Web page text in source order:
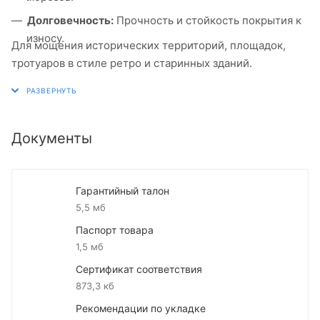
Долговечность: Прочность и стойкость покрытия к
износу.
Для мощения исторических территорий, площадок,
тротуаров в стиле ретро и старинных зданий.
Документы
Гарантийный талон
5,5 мб
Паспорт товара
1,5 мб
Сертификат соответствия
873,3 кб
Рекомендации по укладке